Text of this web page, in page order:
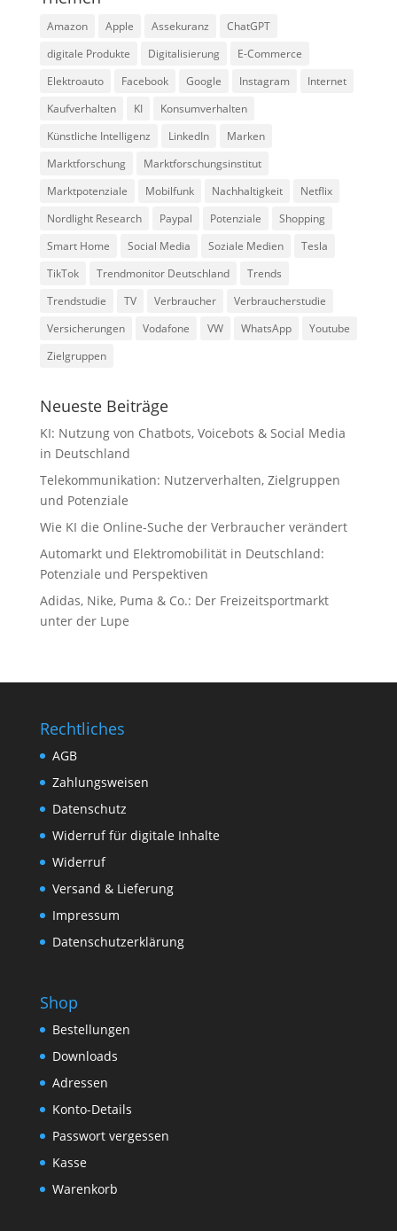
Amazon Apple Assekuranz
ChatGPT
digitale Produkte
Digitalisierung
E-Commerce
Elektroauto
Facebook Google Instagram
Internet
Kaufverhalten
KI
Konsumverhalten
Künstliche Intelligenz
LinkedIn
Marken
Marktforschung
Marktforschungsinstitut
Marktpotenziale
Mobilfunk Nachhaltigkeit
Netflix
Nordlight Research
Paypal Potenziale
Shopping
Smart Home
Social Media Soziale Medien
Tesla
TikTok
Trendmonitor Deutschland
Trends
Trendstudie
TV Verbraucher
Verbraucherstudie
Versicherungen
Vodafone VW WhatsApp
Youtube
Zielgruppen
Neueste Beiträge
KI: Nutzung von Chatbots, Voicebots & Social Media
in Deutschland
Telekommunikation: Nutzerverhalten, Zielgruppen
und Potenziale
Wie KI die Online-Suche der Verbraucher verändert
Automarkt und Elektromobilität in Deutschland:
Potenziale und Perspektiven
Adidas, Nike, Puma & Co.: Der Freizeitsportmarkt
unter der Lupe
Rechtliches
AGB
Zahlungsweisen
Datenschutz
Widerruf für digitale Inhalte
Widerruf
Versand & Lieferung
Impressum
Datenschutzerklärung
Shop
Bestellungen
Downloads
Adressen
Konto-Details
Passwort vergessen
Kasse
Warenkorb